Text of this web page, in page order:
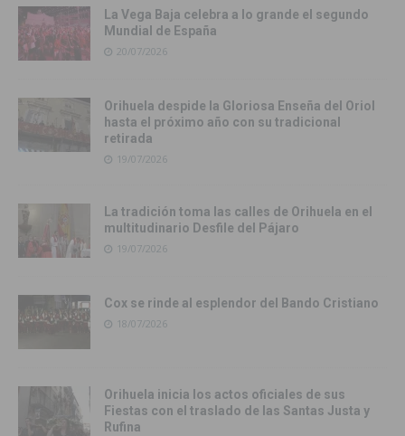
La Vega Baja celebra a lo grande el segundo
Mundial de España
20/07/2026
Orihuela despide la Gloriosa Enseña del Oriol
hasta el próximo año con su tradicional
retirada
19/07/2026
La tradición toma las calles de Orihuela en el
multitudinario Desfile del Pájaro
19/07/2026
Cox se rinde al esplendor del Bando Cristiano
18/07/2026
Orihuela inicia los actos oficiales de sus
Fiestas con el traslado de las Santas Justa y
Rufina